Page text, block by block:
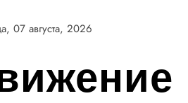
07 августа, 2026